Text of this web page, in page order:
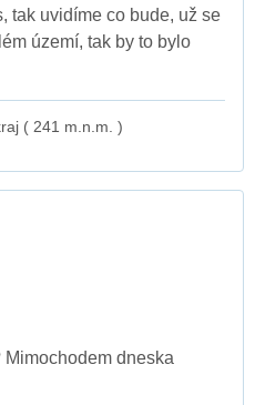
tak uvidíme co bude, už se
území, tak by to bylo
( 241 m.n.m. )
dneska